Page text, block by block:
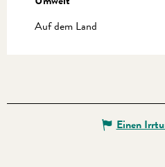
Auf dem Land
Einen